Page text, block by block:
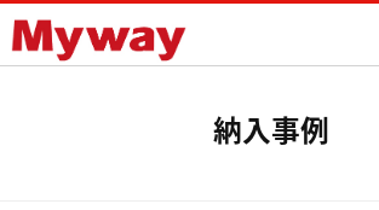
納入事例